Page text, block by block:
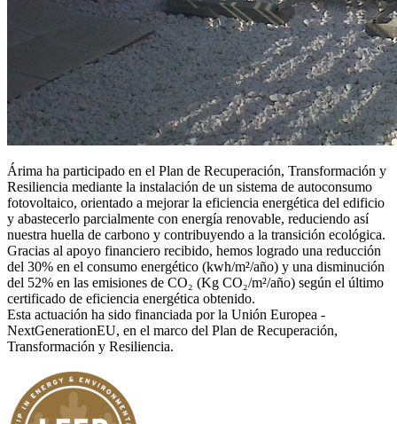
Árima ha participado en el Plan de Recuperación, Transformación y
Resiliencia mediante la instalación de un sistema de autoconsumo
fotovoltaico, orientado a mejorar la eficiencia energética del edificio
y abastecerlo parcialmente con energía renovable, reduciendo así
nuestra huella de carbono y contribuyendo a la transición ecológica.
Gracias al apoyo financiero recibido, hemos logrado una reducción
del 30% en el consumo energético (kwh/m²/año) y una disminución
del 52% en las emisiones de CO₂ (Kg CO₂/m²/año) según el último
certificado de eficiencia energética obtenido.
Esta actuación ha sido financiada por la Unión Europea -
NextGenerationEU, en el marco del Plan de Recuperación,
Transformación y Resiliencia.